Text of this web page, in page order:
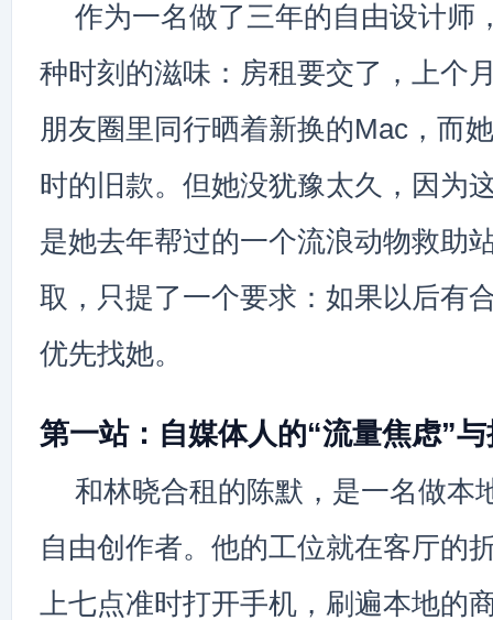
作为一名做了三年的自由设计师
种时刻的滋味：房租要交了，上个
朋友圈里同行晒着新换的Mac，而
时的旧款。但她没犹豫太久，因为
是她去年帮过的一个流浪动物救助
取，只提了一个要求：如果以后有
优先找她。
第一站：自媒体人的“流量焦虑”
和林晓合租的陈默，是一名做本
自由创作者。他的工位就在客厅的
上七点准时打开手机，刷遍本地的